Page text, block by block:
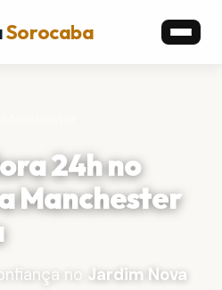
Sorocaba
24h no
Manchester
no Jardim Nova